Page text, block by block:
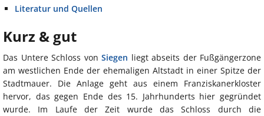
Literatur und Quellen
Kurz & gut
Das Untere Schloss von Siegen liegt abseits der Fußgängerzone
am westlichen Ende der ehemaligen Altstadt in einer Spitze der
Stadtmauer. Die Anlage geht aus einem Franziskanerkloster
hervor, das gegen Ende des 15. Jahrhunderts hier gegründet
wurde. Im Laufe der Zeit wurde das Schloss durch die